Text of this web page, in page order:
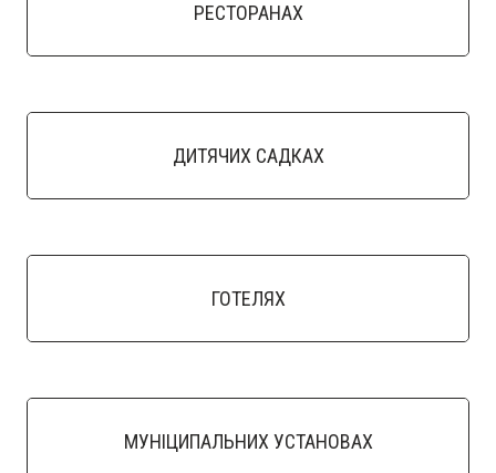
РЕСТОРАНАХ
ДИТЯЧИХ САДКАХ
ГОТЕЛЯХ
МУНІЦИПАЛЬНИХ УСТАНОВАХ